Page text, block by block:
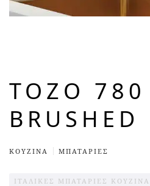
TOZO 780
BRUSHED
ΚΟΥΖΊΝΑ ΜΠΑΤΑΡΙΕΣ
ΙΤΑΛΙΚΈΣ ΜΠΑΤΑΡΊΕΣ